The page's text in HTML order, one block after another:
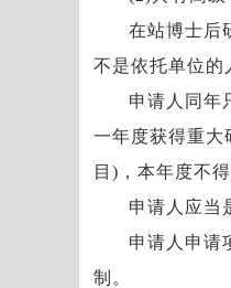
在站博士后
不是依托单位的
申请人同年
一年度获得重大
目)，本年度不
申请人应当
申请人申请
制。